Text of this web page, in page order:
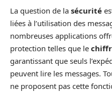
La question de la sécurité
liées à l’utilisation des
nombreuses applications
protection telles que le
garantissant que seuls
peuvent lire les messages.
ne proposent pas cette